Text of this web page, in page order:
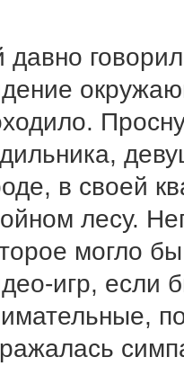
давно
в своей
лесу.
могло
игр, если